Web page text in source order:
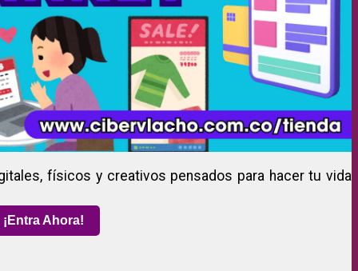
físicos y creativos pensados para hacer tu vida
¡Entra Ahora!